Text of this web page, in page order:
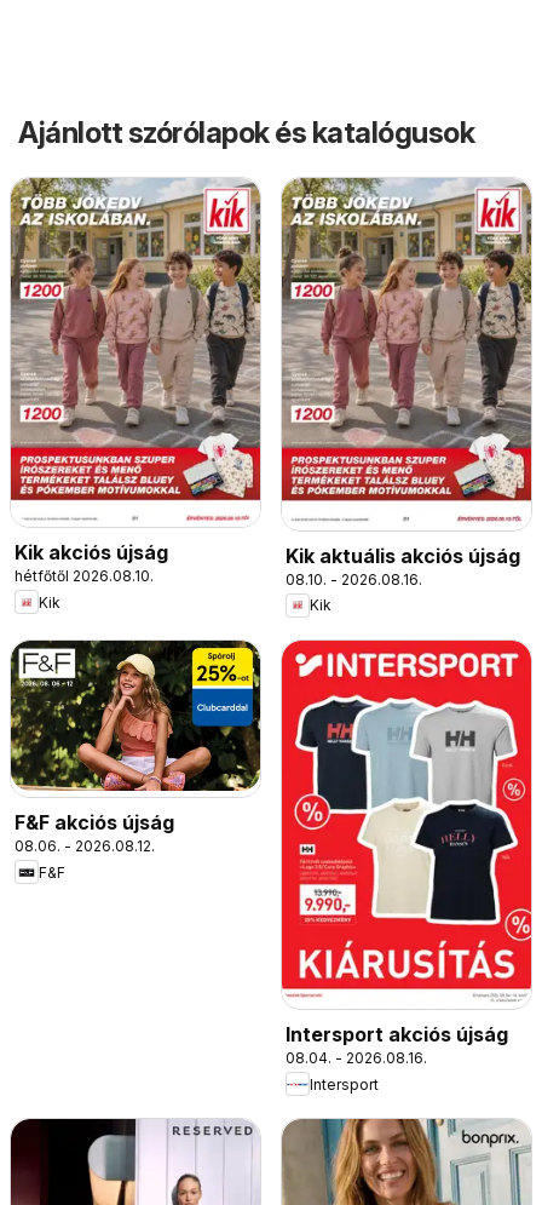
Ajánlott szórólapok és katalógusok
Kik akciós újság
hétfőtől 2026.08.10.
Kik
Kik aktuális akciós újság
08.10. - 2026.08.16.
Kik
F&F akciós újság
08.06. - 2026.08.12.
F&F
Intersport akciós újság
08.04. - 2026.08.16.
Intersport